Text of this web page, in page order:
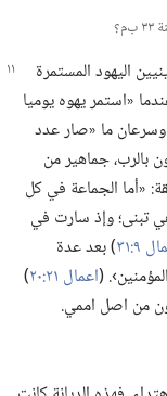
اليهود المستمرة
«استمر يهوه يوميا
ما «صار عدد
بالرب،‏ جماهير من
«أما الجماعة في كل
تبنى؛‏ وإذ سارت في
٩:‏٣١
‏)‏ بعد عدة
اعمال ٢١:‏٢٠
‏)‏
من اصل اممي.‏